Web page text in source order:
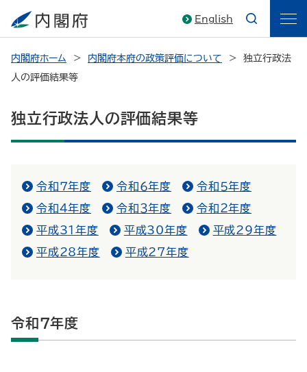
English
内閣府ホーム 内閣府本府の政策評価について
独立行政法
人の評価結果等
独立行政法人の評価結果等
令和７年度 令和６年度
令和５年度
令和４年度
令和３年度
令和２年度
平成31年度
平成30年度
平成29年度
平成28年度
平成27年度
令和７年度